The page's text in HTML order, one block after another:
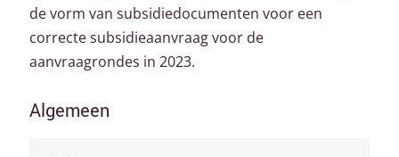
de vorm van subsidiedocumenten voor een
correcte subsidieaanvraag voor de
aanvraagrondes in 2023.
Algemeen